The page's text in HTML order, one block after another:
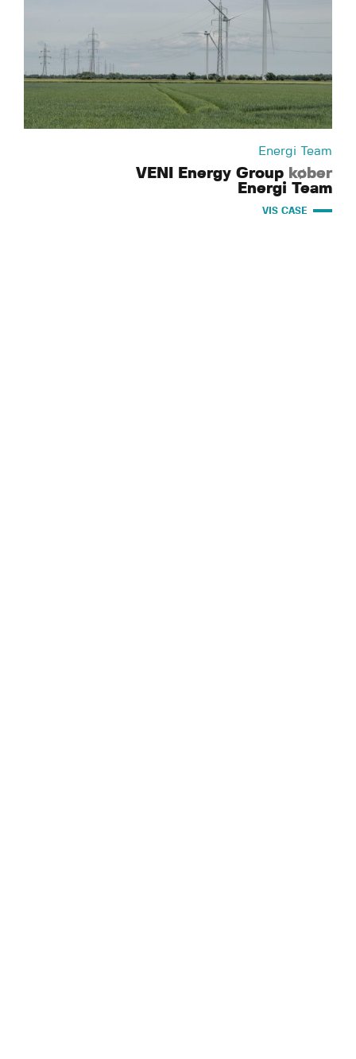
Energi Team
VENI Energy Group køber
Energi Team
VIS CASE